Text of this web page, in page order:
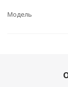
Модель